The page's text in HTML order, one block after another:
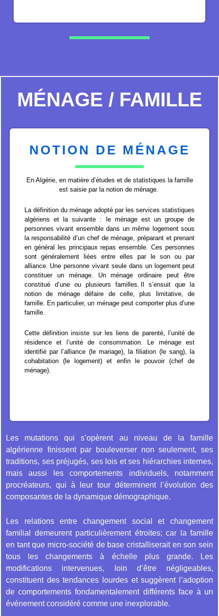
MÉNAGE / FAMILLE
NOTION DE MÉNAGE
En Algérie, en matière d’études et de statistiques la famille
est saisie par la notion de ménage.
La définition du ménage adopté par les services statistiques
algériens et la suivante : le ménage est un groupe de
personnes vivant ensemble dans un même logement sous
la responsabilité d’un chef de ménage, préparant et prenant
en général les principaux repas ensemble. Ces personnes
sont généralement liées entre elles par le son ou par
alliance. Une personne vivant seule dans un logement peut
constituer un ménage. Un ménage ordinaire peut être
constitué d’une ou plusieurs familles. Il s’ensuit que la
notion de ménage défaire de celle, plus limitative, de
famille. En particulier, un ménage peut comporter plus d’une
famille.
Cette définition insiste sur les liens de parenté, l’unité de
résidence et l’unité de consommation. Le ménage est
identifié par l’alliance (le mariage), la filiation (le sang), la
cohabitation (le logement) et enfin le pouvoir (chef de
ménage).
Les mutations qui s’opèrent au niveau de la famille
algérienne finissent par bouleverser non seulement, ses
traditions, ses préjugés, ses lois et ses hiérarchies internes,
mais aussi les comportements individuels, notamment
procréateurs, qui à leur tour déterminent l’évolution des
composantes de la dynamique démographique.
Les relations entre changement social et changement
familial demeurent particulièrement étroites; car la famille
en tant que micro-société de base cristalliserait en son sein
tous les changements à échelle plus grande. Les
modifications intervenues, loin d’être négligeables,
constituent des tendances lourdes et suggèrent l’adoption
de comportements fondamentalement différents face à un
événement considéré comme une inexplorable.